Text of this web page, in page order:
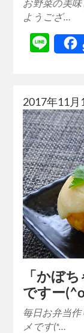
お野菜の美
ようござ…
2017年11月
「かぼ
ですー
毎日お弁当
メです(*…